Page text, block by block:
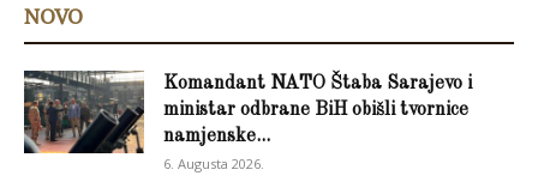
NOVO
Komandant NATO Štaba Sarajevo i
ministar odbrane BiH obišli tvornice
namjenske...
6. Augusta 2026.